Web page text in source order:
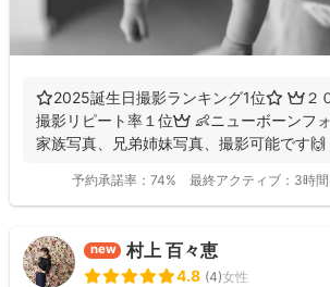
⭐️2025誕生日撮影ランキング1位⭐️ 👑２
撮影リピート率１位👑 👶ニューボーンフ
家族写真、兄弟姉妹写真、撮影可能です
予約承諾率： 74% 最終アクティブ： 3時
new 村上 百々恵
4.8 (4)女性